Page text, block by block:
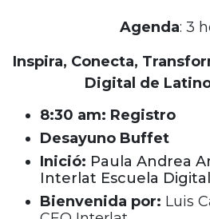
Agenda: 3
Inspira, Conecta,
Digital de
8:30 am: Registro
Desayuno Buffet
Inició: Paula Andrea
Interlat Escuela
Bienvenida por: Luis